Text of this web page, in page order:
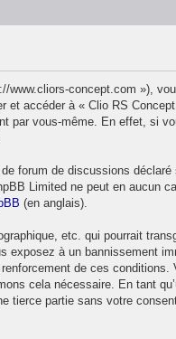
concept.com »),
accéder à « Clio RS
par vous-même. En effet, si
forum de discussions déclaré
Limited ne peut en aucun
(en anglais).
etc. qui pourrait
à un bannissement
de ces
cela nécessaire. En tant
partie sans votre